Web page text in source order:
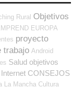
Rural Objetivos
EUROPA
proyecto
trabajo Android
Salud objetivos
CONSEJOS
La Mancha Cultura